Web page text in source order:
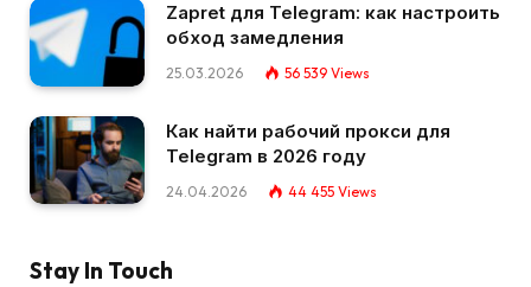
Zapret для Telegram: как настроить
обход замедления
25.03.2026 56 539 Views
Как найти рабочий прокси для
Telegram в 2026 году
24.04.2026 44 455 Views
Stay In Touch